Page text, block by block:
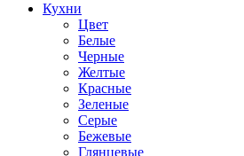
Кухни
Цвет
Белые
Черные
Желтые
Красные
Зеленые
Серые
Бежевые
Глянцевые